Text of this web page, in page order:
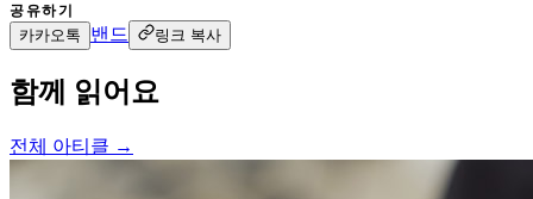
공유하기
카카오톡 밴드 링크 복사
함께 읽어요
전체 아티클 →